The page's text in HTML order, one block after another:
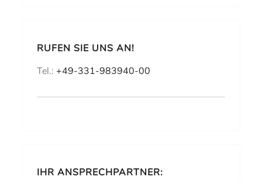
RUFEN SIE UNS AN!
Tel.: +49-331-983940-00
IHR ANSPRECHPARTNER: